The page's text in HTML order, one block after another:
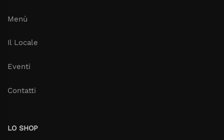
Menù
Il Locale
Eventi
Contatti
LO SHOP